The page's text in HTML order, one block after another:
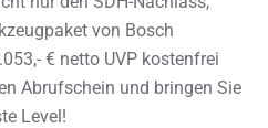
von Bosch
€ netto UVP kostenfrei
Abrufschein und bringen Sie
Level!